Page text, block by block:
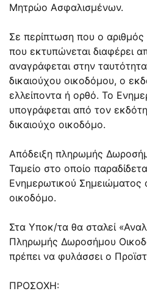
Μητρώο Ασφαλισμένων.
Σε περίπτωση που ο
που εκτυπώνεται διαφέρει
αναγράφεται στην
δικαιούχου οικοδόμου, ο
ελλείποντα ή ορθό. Το
υπογράφεται από τον
δικαιούχο οικοδόμο.
Απόδειξη πληρωμής
Ταμείο στο οποίο
Ενημερωτικού Σημειώματος
οικοδόμο.
Στα Υποκ/τα θα σταλεί
Πληρωμής Δωροσήμου
πρέπει να φυλάσσει ο
ΠΡΟΣΟΧΗ: